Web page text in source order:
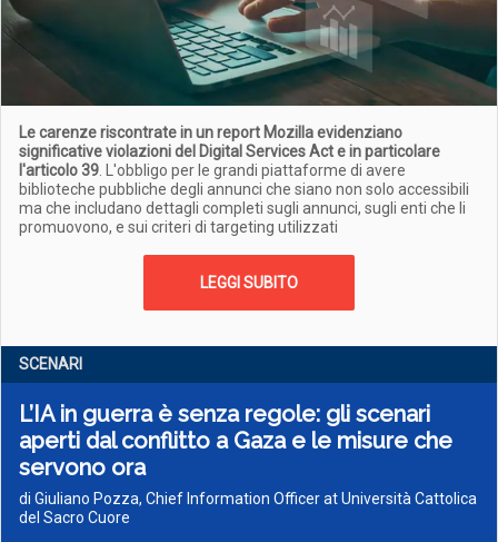
Le carenze riscontrate in un report Mozilla evidenziano
significative violazioni del Digital Services Act e in particolare
l'articolo 39 . L'obbligo per le grandi piattaforme di avere
biblioteche pubbliche degli annunci che siano non solo accessibili
ma che includano dettagli completi sugli annunci, sugli enti che li
promuovono, e sui criteri di targeting utilizzati
LEGGI SUBITO
SCENARI
L’IA in guerra è senza regole: gli scenari
aperti dal conflitto a Gaza e le misure che
servono ora
di Giuliano Pozza, Chief Information Officer at Università Cattolica
del Sacro Cuore